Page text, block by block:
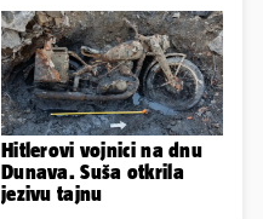
Hitlerovi vojnici na dnu
Dunava. Suša otkrila
jezivu tajnu